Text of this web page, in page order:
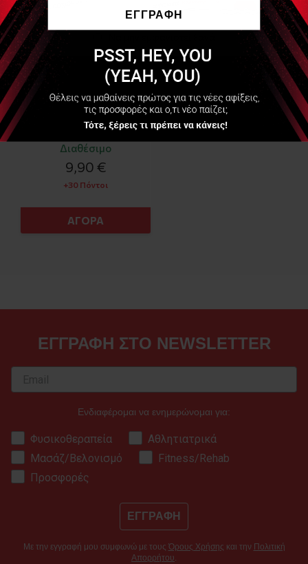
Διαθέσιμο
9,90 €
+30 Πόντοι
ΑΓΟΡΑ
ΕΓΓΡΑΦΗ ΣΤΟ NEWSLETTER
Ενδιαφέρομαι να ενημερώνομαι για:
Φυσικοθεραπεία
Αθλητιατρικά
Μασάζ/Βελονισμό
Fitness/Rehab
Προσφορές
ΕΓΓΡΑΦΗ
Με την εγγραφή μου συμφωνώ με τους Όρους Χρήσης και την Πολιτική
Απορρήτου.
ΕΓΓΡΑΦΗ